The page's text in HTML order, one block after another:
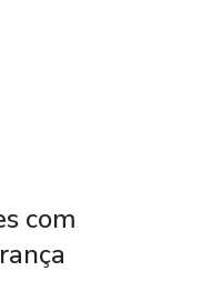
de minha
com